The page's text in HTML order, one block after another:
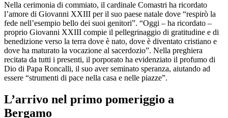
Nella cerimonia di commiato, il cardinale Comastri ha ricordato
l’amore di Giovanni XXIII per il suo paese natale dove “respirò la
fede nell’esempio bello dei suoi genitori”. “Oggi – ha ricordato –
proprio Giovanni XXIII compie il pellegrinaggio di gratitudine e di
benedizione verso la terra dove è nato, dove è diventato cristiano e
dove ha maturato la vocazione al sacerdozio”. Nella preghiera
recitata da tutti i presenti, il porporato ha evidenziato il profumo di
Dio di Papa Roncalli, il suo aver seminato speranza, aiutando ad
essere “strumenti di pace nella casa e nelle piazze”.
L’arrivo nel primo pomeriggio a
Bergamo